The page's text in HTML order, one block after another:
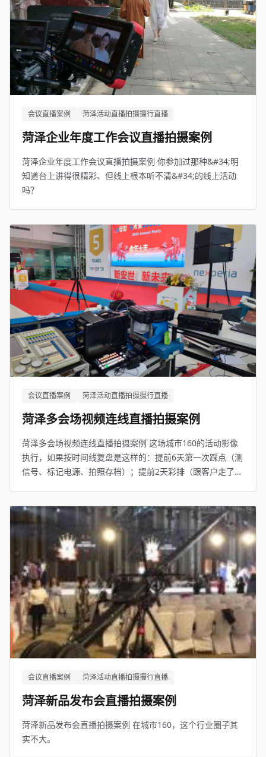
会议直播案例 菏泽活动直播拍摄摄行直播
菏泽企业年度工作会议直播拍摄案例
菏泽企业年度工作会议直播拍摄案例 你参加过那种&#34;明
知道台上讲得很精彩、但线上根本听不清&#34;的线上活动
吗？
会议直播案例 菏泽活动直播拍摄摄行直播
菏泽多会场视频连线直播拍摄案例
菏泽多会场视频连线直播拍摄案例 这场城市160的活动影像
执行，如果按时间线复盘是这样的：提前6天第一次踩点（测
信号、标记电源、拍照存档）；提前2天彩排（跟客户走了两
三遍）。
会议直播案例 菏泽活动直播拍摄摄行直播
菏泽新品发布会直播拍摄案例
菏泽新品发布会直播拍摄案例 在城市160，这个行业圈子其
实不大。